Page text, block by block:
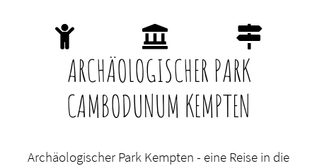
ARCHÄOLOGISCHER PARK
CAMBODUNUM KEMPTEN
Archäologischer Park Kempten - eine Reise in die